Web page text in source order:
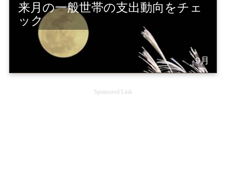
来月の一般世帯の支出動向をチェ
ック
9月
Sponsored Link